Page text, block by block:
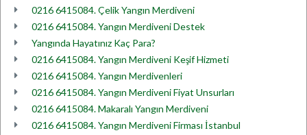
0216 6415084. Çelik Yangın Merdiveni
0216 6415084. Yangın Merdiveni Destek
Yangında Hayatınız Kaç Para?
0216 6415084. Yangın Merdiveni Keşif Hizmeti
0216 6415084. Yangın Merdivenleri
0216 6415084. Yangın Merdiveni Fiyat Unsurları
0216 6415084. Makaralı Yangın Merdiveni
0216 6415084. Yangın Merdiveni Firması İstanbul